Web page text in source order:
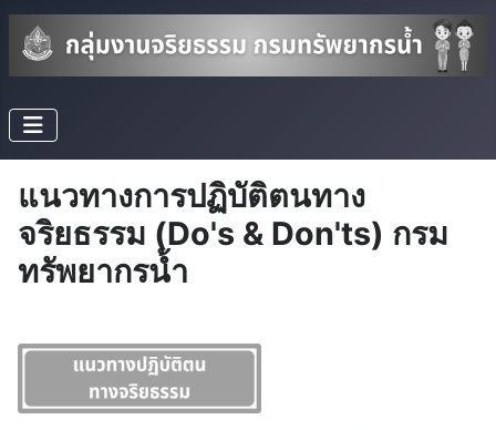
แนวทางการปฏิบัติตนทาง
จริยธรรม (Do's & Don'ts) กรม
ทรัพยากรน้ำ